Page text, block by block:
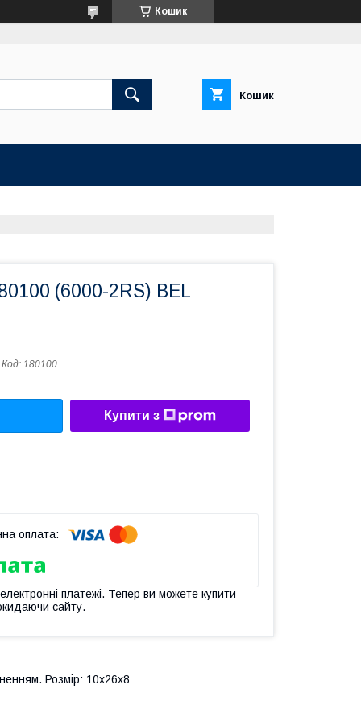
Кошик
Кошик
(6000-2RS) BEL
Код: 180100
Купити з
платежі. Тепер ви можете купити
сайту.
Розмір: 10х26х8